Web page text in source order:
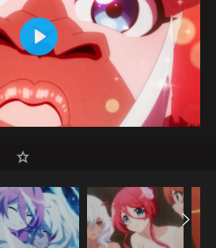
Mute Settings
Play